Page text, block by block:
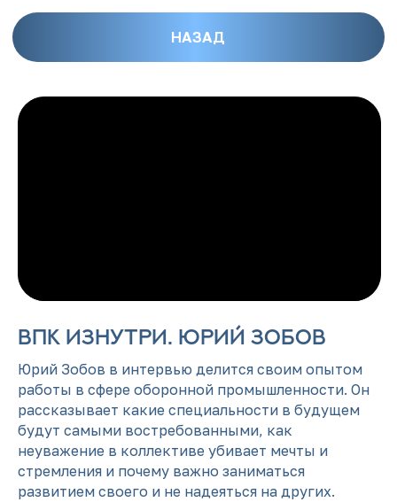
ВПК ИЗНУТРИ. ЮРИЙ ЗОБОВ
Юрий Зобов в интервью делится своим опытом
работы в сфере оборонной промышленности. Он
рассказывает какие специальности в будущем
будут самыми востребованными, как
неуважение в коллективе убивает мечты и
стремления и почему важно заниматься
развитием своего и не надеяться на других.